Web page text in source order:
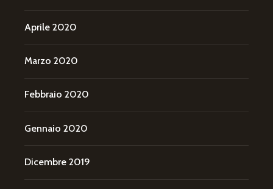
Aprile 2020
Marzo 2020
Febbraio 2020
Gennaio 2020
Dicembre 2019